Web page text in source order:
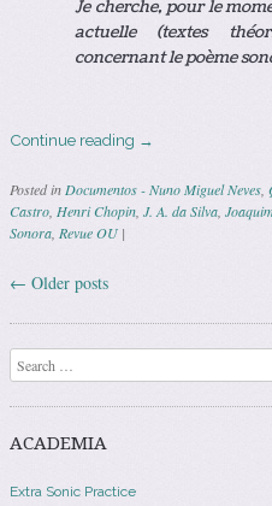
Je cherche, pour le
actuelle (textes
concernant le poème
Continue reading →
Posted inDocumentos - Nuno Miguel Neves,
Castro, Henri Chopin, J. A. da Silva,
Sonora, Revue OU |
Post navigation
← Older posts
Search
ACADEMIA
Extra Sonic Practice